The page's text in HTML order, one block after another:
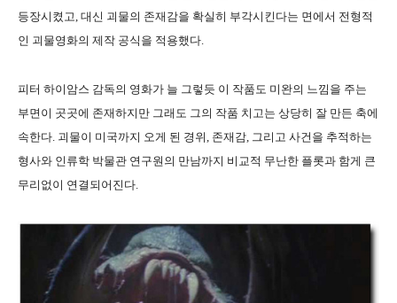
등장시켰고, 대신 괴물의 존재감을 확실히 부각시킨다는 면에서 전형적
인 괴물영화의 제작 공식을 적용했다.
피터 하이암스 감독의 영화가 늘 그렇듯 이 작품도 미완의 느낌을 주는
부면이 곳곳에 존재하지만 그래도 그의 작품 치고는 상당히 잘 만든 축에
속한다. 괴물이 미국까지 오게 된 경위, 존재감, 그리고 사건을 추적하는
형사와 인류학 박물관 연구원의 만남까지 비교적 무난한 플롯과 함게 큰
무리없이 연결되어진다.